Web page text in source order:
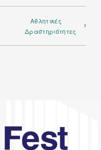
Αθλητικές
Δραστηριότητες